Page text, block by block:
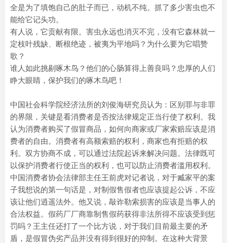
全是为了填饱自己的肚子而已，动机不纯。抓了多少害虫也不
能给它记头功。
有人说，它贡献有限。害虫永远也消灭不完，没有它森林就一
定枝叶残缺、断根绝迹，被夷为平地吗？为什么要为它唱赞
歌？
谁人如此挑剔啄木鸟？他们的心肠算得上善良吗？忠厚的人们
睁大眼睛，保护我们的啄木鸟吧！
中国社会科学院经济法所的刘俊海研究员认为：区别罪与非罪
的界限，关键是看消费者是否按法律规定正当行使了权利。我
认为消费者购买了假冒商品，如何向商家或厂家索赔应该是消
费者的自由。消费者有高额索赔的权利，商家也有拒赔的权
利。双方协商不成，可以通过法院起诉来解决问题。法律既可
以保护消费者行使正当的权利，也可以防止消费者滥用权利。
中国消费者协会法律部主任王前虎对记者说，对于臧家平的案
子我想说的第一句话是，对制假售假者也应该提起公诉，不应
该让他们逍遥法外。他又说，敲诈勒索损害的应该是当事人的
合法权益。假药厂厂商靠制售假药获得非法所得不应该受到惩
罚吗？王主任还打了一个比方说，对于我们目前最主要的矛
盾，是假冒伪劣产品并没有得到很好的抑制。在这种大背景